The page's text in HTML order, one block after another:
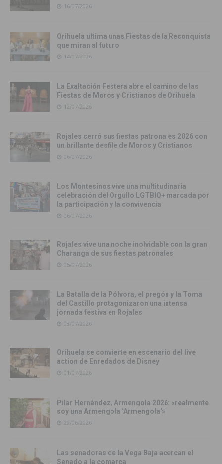
16/07/2026
Orihuela ultima unas Fiestas de la Reconquista
que miran al futuro
14/07/2026
La Exaltación Festera abre el camino de las
Fiestas de Moros y Cristianos de Orihuela
12/07/2026
Rojales cerró sus fiestas patronales 2026 con
un brillante desfile de Moros y Cristianos
06/07/2026
Los Montesinos vive una multitudinaria
celebración del Orgullo LGTBIQ+ marcada por
la participación y la convivencia
06/07/2026
Rojales vive una noche inolvidable con la gran
Charanga de sus fiestas patronales
05/07/2026
La Batalla de la Pólvora, el pregón y la Toma
del Castillo protagonizaron una intensa
jornada festiva en Rojales
03/07/2026
Orihuela se convierte en escenario del live
action de Enredados de Disney
01/07/2026
Pilar Hernández, Armengola 2026: «realmente
soy una Armengola ‘Armengola'»
29/06/2026
Las senadoras de la Vega Baja acercan el
Senado a la comarca